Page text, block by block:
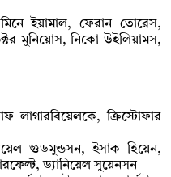
ইয়ামাল, ফেরান তোরেস,
মুনিয়োস, নিকো উইলিয়ামস,
লাগারবিয়েলকে, ক্রিস্টোফার
গুডমুন্ডসন, ইসাক হিয়েন,
ড্যানিয়েল সুয়েনসন